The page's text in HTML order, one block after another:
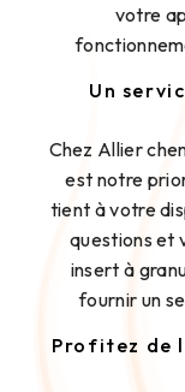
votre
Un
Chez Allier
est notre
tient à votre
questions et
insert à
fournir un
Profitez de